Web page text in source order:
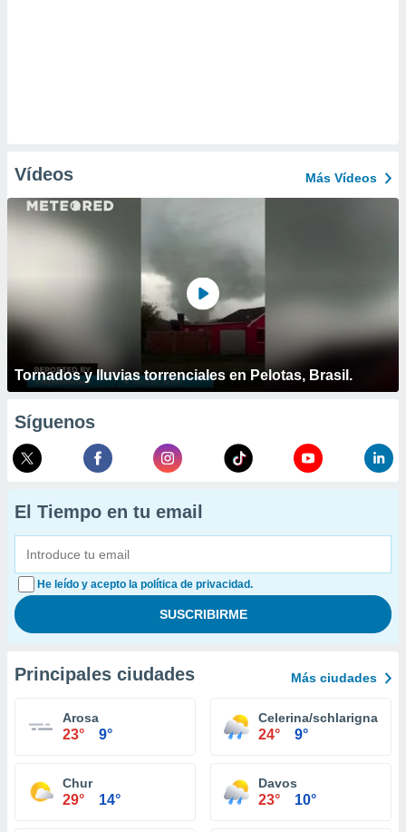
Vídeos Más Vídeos
Tornados y lluvias torrenciales en Pelotas, Brasil.
Síguenos
El Tiempo en tu email
He leído y acepto la política de privacidad.
Principales ciudades Más ciudades
Arosa
23° 9°
Celerina/schlarigna
24° 9°
Chur
29° 14°
Davos
23° 10°